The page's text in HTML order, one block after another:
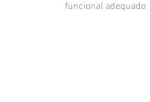
funcional adequado